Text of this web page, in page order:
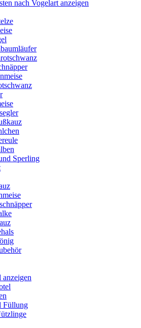
nach Vogelart anzeigen
Sperling
anzeigen
Füllung